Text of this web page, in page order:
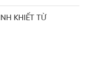
KHIẾT TỪ